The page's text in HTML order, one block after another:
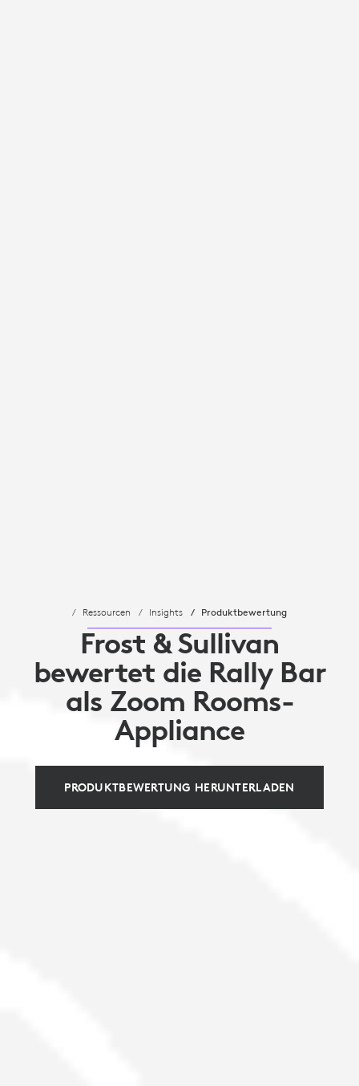
Ressourcen Insights Produktbewertung
Frost & Sullivan
bewertet die Rally Bar
als Zoom Rooms-
Appliance
PRODUKTBEWERTUNG HERUNTERLADEN